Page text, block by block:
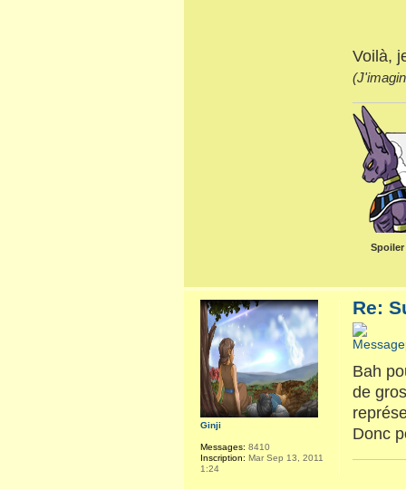
Voilà,
Spoiler
Re:
Bah
de
Donc
Ginji
Messages: 8410
Inscription: Mar Sep 13, 2011
1:24